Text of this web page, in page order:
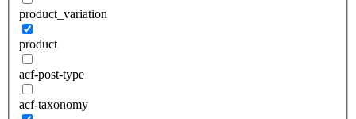
product_variation
product
acf-post-type
acf-taxonomy